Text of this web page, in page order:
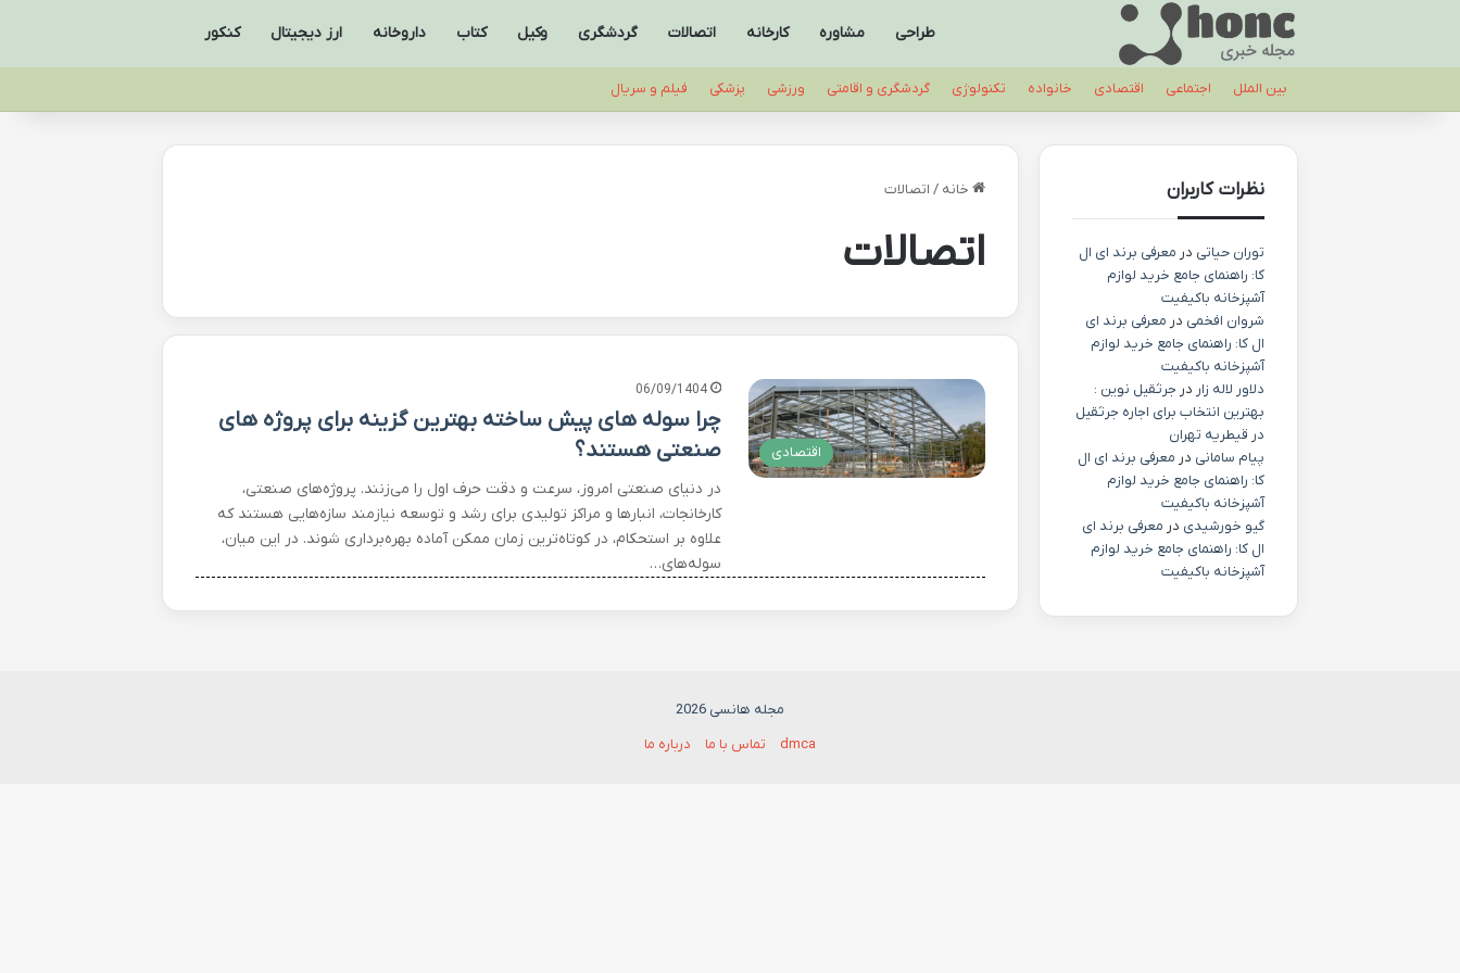
طراحی مشاوره کارخانه اتصالات گردشگری وکیل کتاب داروخانه ارز دیجیتال کنکور
بین الملل اجتماعی اقتصادی خانواده تکنولوژی گردشگری و اقامتی ورزشی پزشکی فیلم و سریال
خانه / اتصالات
اتصالات
اقتصادی
06/09/1404
چرا سوله های پیش ساخته بهترین گزینه برای پروژه های
صنعتی هستند؟
در دنیای صنعتی امروز، سرعت و دقت حرف اول را می‌زنند. پروژه‌های صنعتی،
کارخانجات، انبارها و مراکز تولیدی برای رشد و توسعه نیازمند سازه‌هایی هستند که
علاوه بر استحکام، در کوتاه‌ترین زمان ممکن آماده بهره‌برداری شوند. در این میان،
سوله‌های…
نظرات کاربران
توران حیاتی در معرفی برند ای ال
کا: راهنمای جامع خرید لوازم
آشپزخانه باکیفیت
شروان افخمی در معرفی برند ای
ال کا: راهنمای جامع خرید لوازم
آشپزخانه باکیفیت
دلاور لاله زار در جرثقیل نوین :
بهترین انتخاب برای اجاره جرثقیل
در قیطریه تهران
پیام سامانی در معرفی برند ای ال
کا: راهنمای جامع خرید لوازم
آشپزخانه باکیفیت
گیو خورشیدی در معرفی برند ای
ال کا: راهنمای جامع خرید لوازم
آشپزخانه باکیفیت
مجله هانسی 2026
dmca
تماس با ما درباره ما